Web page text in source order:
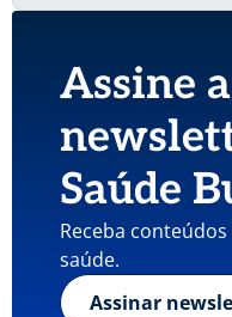
Assine a
Saúde
Receba
saúde.
Assinar